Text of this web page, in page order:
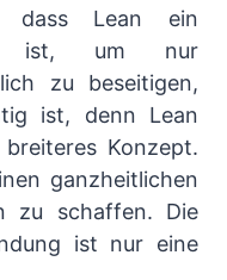
dass Lean ein
ist, um nur
zu beseitigen,
ist, denn Lean
Konzept.
ganzheitlichen
zu schaffen. Die
ist nur eine